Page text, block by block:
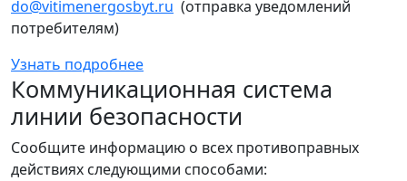
do@vitimenergosbyt.ru (отправка уведомлений
потребителям)
Узнать подробнее
Коммуникационная система
линии безопасности
Сообщите информацию о всех противоправных
действиях следующими способами: